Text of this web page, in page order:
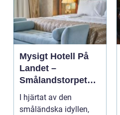
Mysigt Hotell På
Landet –
Smålandstorpets
Enchanted Retreat
I hjärtat av den
småländska idyllen,